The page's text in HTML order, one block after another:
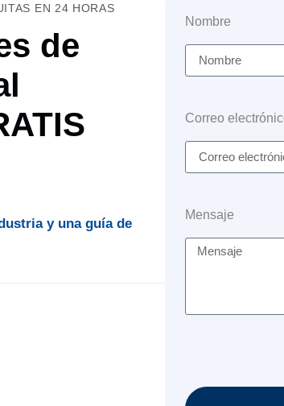
EN 24 HORAS
de
y una guía de
Nombre
Correo
Mensaje